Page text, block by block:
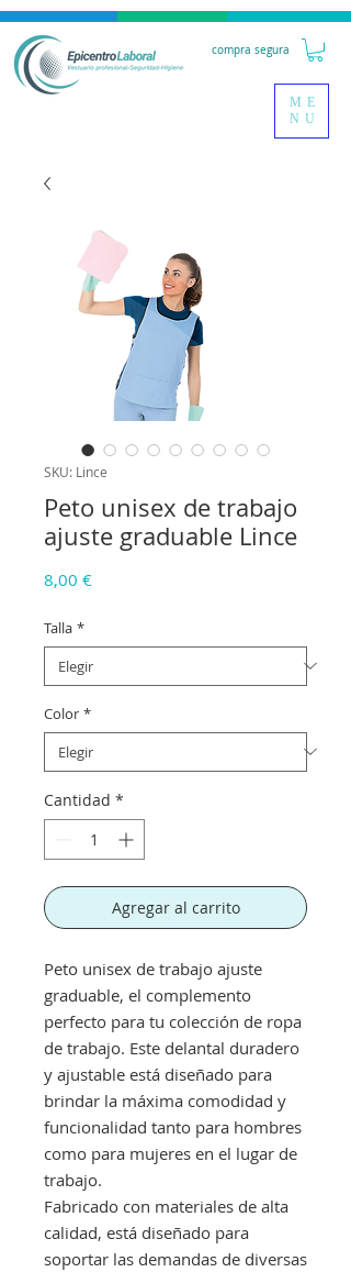
compra segura
ME
NU
SKU: Lince
Peto unisex de trabajo
ajuste graduable Lince
8,00 €Precio
Talla *
Color *
Cantidad *
Agregar al carrito
Peto unisex de trabajo ajuste
graduable, el complemento
perfecto para tu colección de ropa
de trabajo. Este delantal duradero
y ajustable está diseñado para
brindar la máxima comodidad y
funcionalidad tanto para hombres
como para mujeres en el lugar de
trabajo.
Fabricado con materiales de alta
calidad, está diseñado para
soportar las demandas de diversas